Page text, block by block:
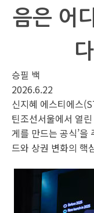
음은 어
승필 백
2026.6.22
신지혜 에스티에스
틴조선서울에서 열
게를 만드는 공식’을
드와 상권 변화의 핵